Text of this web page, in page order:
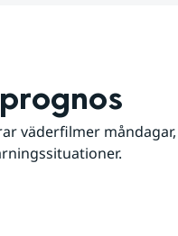
väderfilmer